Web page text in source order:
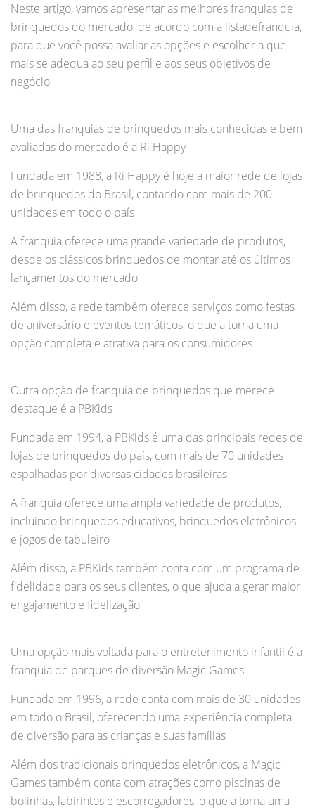
Neste artigo, vamos apresentar as melhores franquias de
brinquedos do mercado, de acordo com a listadefranquia,
para que você possa avaliar as opções e escolher a que
mais se adequa ao seu perfil e aos seus objetivos de
negócio
Uma das franquias de brinquedos mais conhecidas e bem
avaliadas do mercado é a Ri Happy
Fundada em 1988, a Ri Happy é hoje a maior rede de lojas
de brinquedos do Brasil, contando com mais de 200
unidades em todo o país
A franquia oferece uma grande variedade de produtos,
desde os clássicos brinquedos de montar até os últimos
lançamentos do mercado
Além disso, a rede também oferece serviços como festas
de aniversário e eventos temáticos, o que a torna uma
opção completa e atrativa para os consumidores
Outra opção de franquia de brinquedos que merece
destaque é a PBKids
Fundada em 1994, a PBKids é uma das principais redes de
lojas de brinquedos do país, com mais de 70 unidades
espalhadas por diversas cidades brasileiras
A franquia oferece uma ampla variedade de produtos,
incluindo brinquedos educativos, brinquedos eletrônicos
e jogos de tabuleiro
Além disso, a PBKids também conta com um programa de
fidelidade para os seus clientes, o que ajuda a gerar maior
engajamento e fidelização
Uma opção mais voltada para o entretenimento infantil é a
franquia de parques de diversão Magic Games
Fundada em 1996, a rede conta com mais de 30 unidades
em todo o Brasil, oferecendo uma experiência completa
de diversão para as crianças e suas famílias
Além dos tradicionais brinquedos eletrônicos, a Magic
Games também conta com atrações como piscinas de
bolinhas, labirintos e escorregadores, o que a torna uma